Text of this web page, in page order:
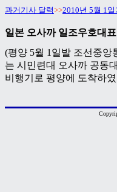
과거기사 달력>>2010년 5월 1
일본 오사까 일조우호대
(평양 5월 1일발 조선중
는 시민련대 오사까 공동
비행기로 평양에 도착하